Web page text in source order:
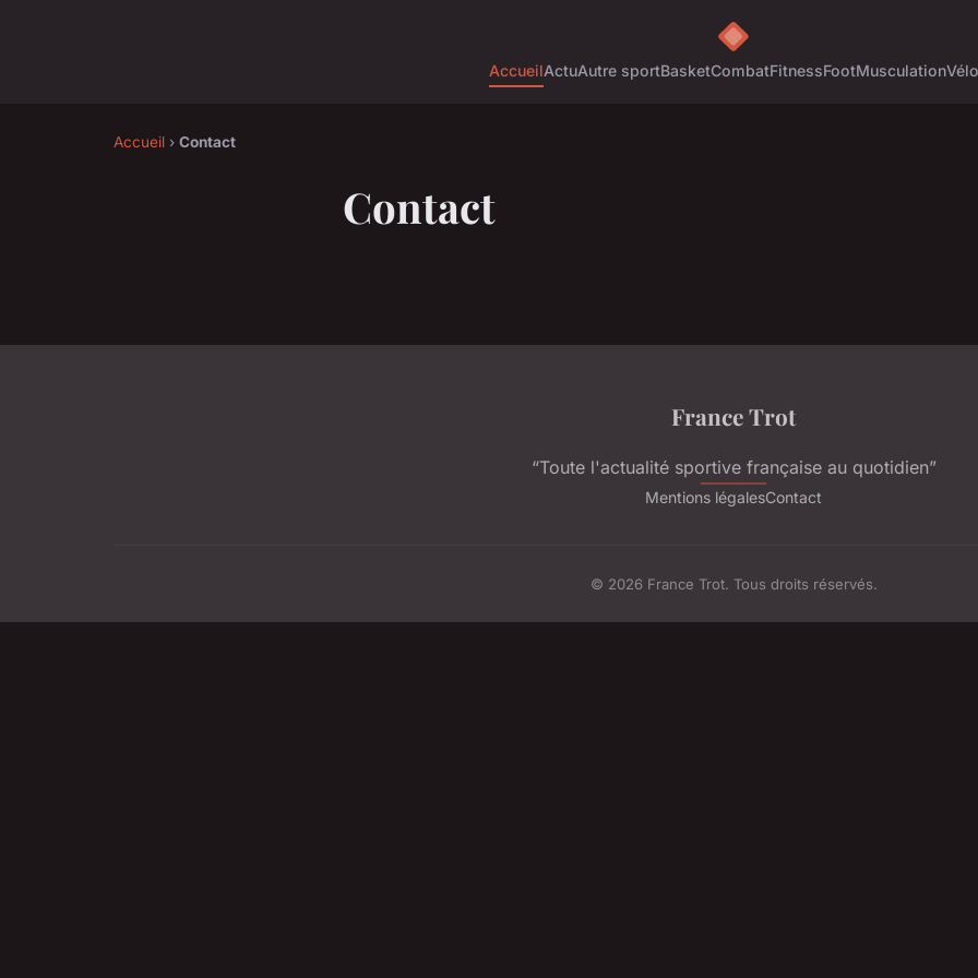
AccueilActuAutre sportBasketCombatFitnessFootMusculationVélo
Accueil › Contact
Contact
France Trot
“Toute l'actualité sportive française au quotidien”
Mentions légalesContact
© 2026 France Trot. Tous droits réservés.